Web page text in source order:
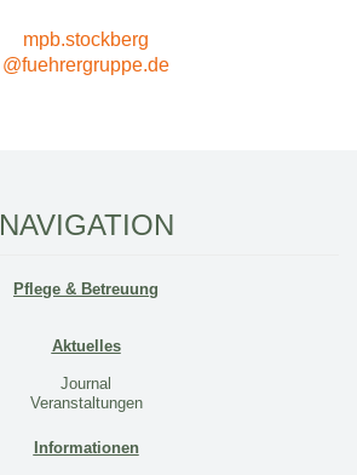
mpb.stockberg
@fuehrergruppe.de
NAVIGATION
Pflege & Betreuung
Aktuelles
Journal
Veranstaltungen
Informationen